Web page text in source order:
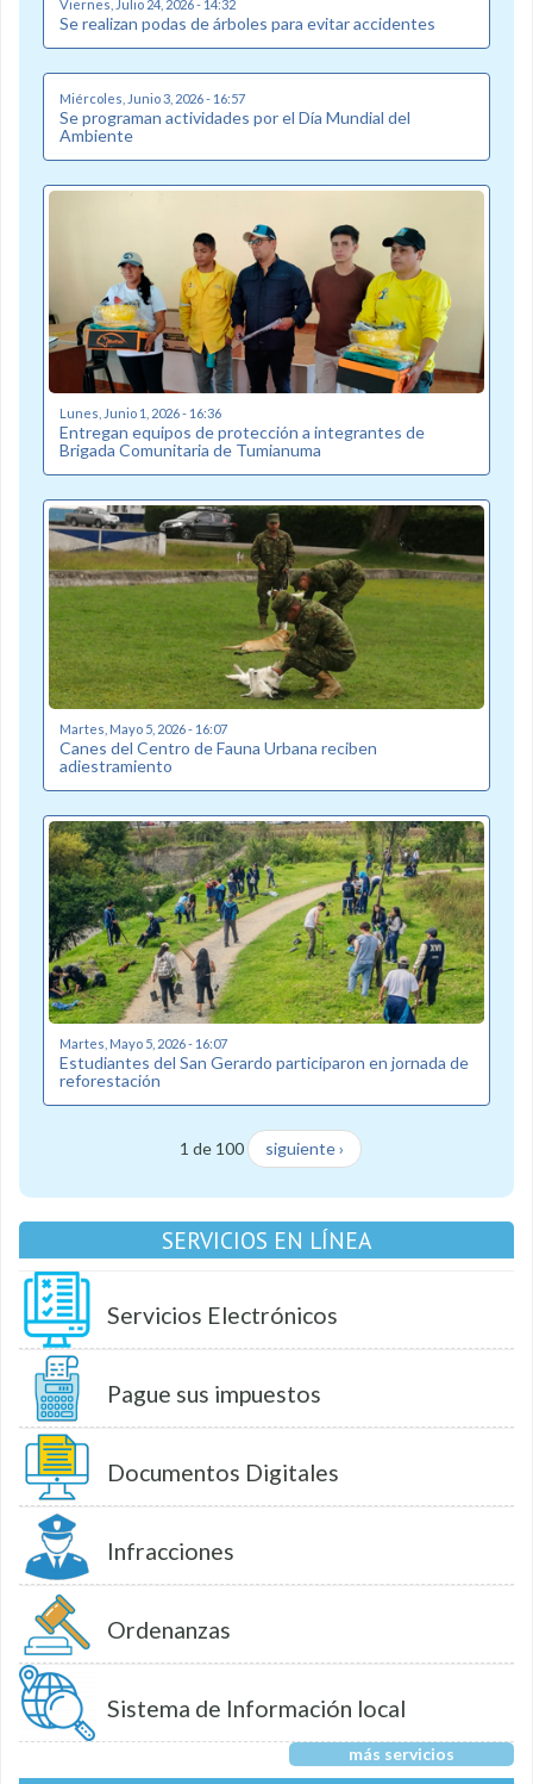
Viernes, Julio 24, 2026 - 14:32
Se realizan podas de árboles para evitar accidentes
Miércoles, Junio 3, 2026 - 16:57
Se programan actividades por el Día Mundial del
Ambiente
Lunes, Junio 1, 2026 - 16:36
Entregan equipos de protección a integrantes de
Brigada Comunitaria de Tumianuma
Martes, Mayo 5, 2026 - 16:07
Canes del Centro de Fauna Urbana reciben
adiestramiento
Martes, Mayo 5, 2026 - 16:07
Estudiantes del San Gerardo participaron en jornada de
reforestación
1 de 100 siguiente ›
SERVICIOS EN LÍNEA
Servicios Electrónicos
Pague sus impuestos
Documentos Digitales
Infracciones
Ordenanzas
Sistema de Información local
más servicios